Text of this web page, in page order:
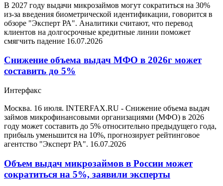
В 2027 году выдачи микрозаймов могут сократиться на 30%
из-за введения биометрической идентификации, говорится в
обзоре "Эксперт РА". Аналитики считают, что перевод
клиентов на долгосрочные кредитные линии поможет
смягчить падение 16.07.2026
Снижение объема выдач МФО в 2026г может
составить до 5%
Интерфакс
Москва. 16 июля. INTERFAX.RU - Снижение объема выдач
займов микрофинансовыми организациями (МФО) в 2026
году может составить до 5% относительно предыдущего года,
прибыль уменьшится на 10%, прогнозирует рейтинговое
агентство "Эксперт РА". 16.07.2026
Объем выдач микрозаймов в России может
сократиться на 5%, заявили эксперты